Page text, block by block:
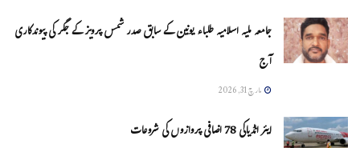
جامعہ ملیہ اسلامیہ طلباء یونین کے سابق صدر شمس پرویز کے جگر کی پیوندکاری
آج
مارچ 31, 2026
ایئر انڈیاکی 78 اضافی پروازوں کی شروعات